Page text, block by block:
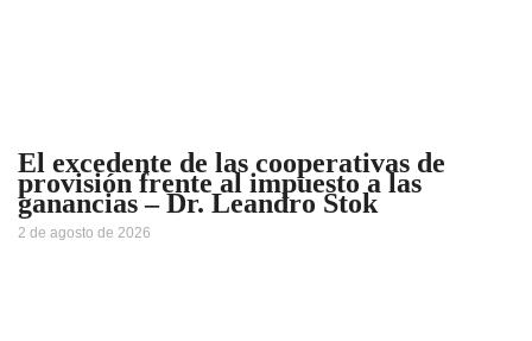
El excedente de las cooperativas de
provisión frente al impuesto a las
ganancias – Dr. Leandro Stok
2 de agosto de 2026